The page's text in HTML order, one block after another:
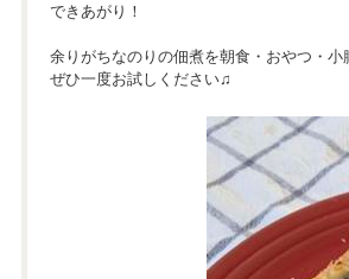
できあがり！
余りがちなのりの佃煮を朝食・おやつ・
ぜひ一度お試しください♫